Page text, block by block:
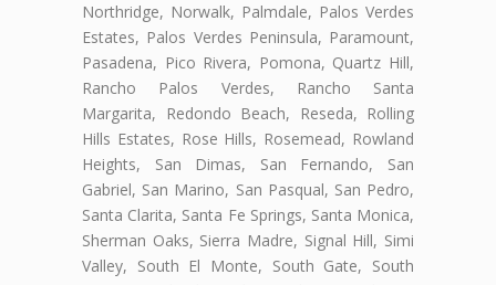
Northridge, Norwalk, Palmdale, Palos Verdes
Estates, Palos Verdes Peninsula, Paramount,
Pasadena, Pico Rivera, Pomona, Quartz Hill,
Rancho Palos Verdes, Rancho Santa
Margarita, Redondo Beach, Reseda, Rolling
Hills Estates, Rose Hills, Rosemead, Rowland
Heights, San Dimas, San Fernando, San
Gabriel, San Marino, San Pasqual, San Pedro,
Santa Clarita, Santa Fe Springs, Santa Monica,
Sherman Oaks, Sierra Madre, Signal Hill, Simi
Valley, South El Monte, South Gate, South